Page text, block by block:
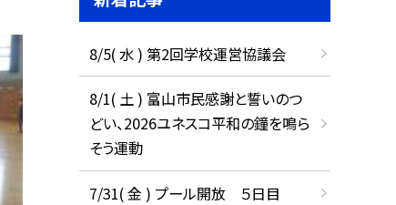
8/5( 水 ) 第2回学校運営協議会
8/1( 土 ) 富山市民感謝と誓いのつ
どい、2026ユネスコ平和の鐘を鳴ら
そう運動
7/31( 金 ) プール開放 ５日目